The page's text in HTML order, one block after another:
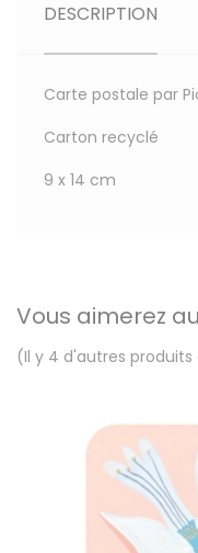
DESCRIPTION
Carte postale par
Carton recyclé
9 x 14 cm
Vous aimerez
(Il y 4 d'autres